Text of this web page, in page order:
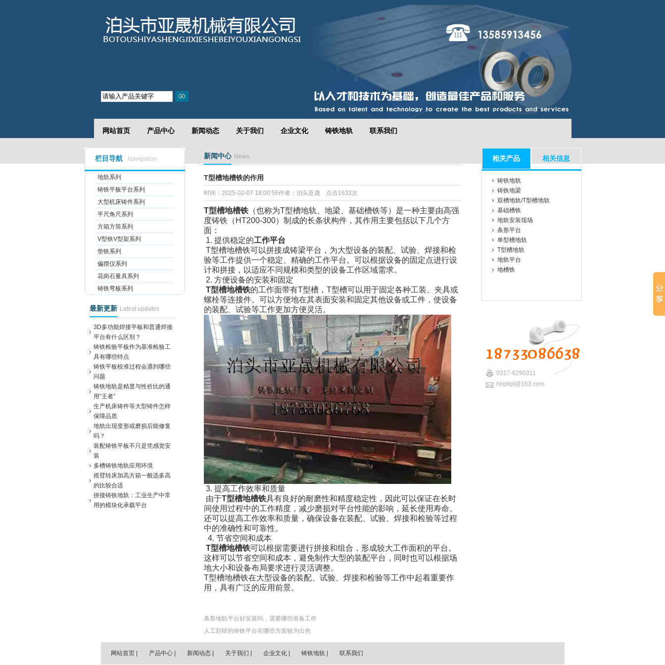
网站首页 产品中心 新闻动态 关于我们 企业文化 铸铁地轨 联系我们
栏目导航 Navigation
地轨系列
铸铁平板平台系列
大型机床铸件系列
平尺角尺系列
方箱方筒系列
V型铁V型架系列
垫铁系列
偏摆仪系列
花岗石量具系列
铸铁弯板系列
最新更新 Latest updates
3D多功能焊接平板和普通焊接
平台有什么区别？
铸铁检验平板作为基准检验工
具有哪些特点
铸铁平板校准过程会遇到哪些
问题
铸铁地轨是精度与性价比的通
用“王者”
生产机床铸件等大型铸件怎样
保障品质
地轨出现变形或磨损后能修复
吗？
装配铸铁平板不只是凭感觉安
装
多槽铸铁地轨应用环境
摇臂转床加高方箱一般选多高
的比较合适
拼接铸铁地轨：工业生产中常
用的模块化承载平台
新闻中心 News
T型槽地槽铁的作用
时间：2025-02-07 18:00:56作者：泊头亚晟 点击1633次
T型槽地槽铁（也称为T型槽地轨、地梁、基础槽铁等）是一种主要由高强
度铸铁（ HT200-300）制成的长条状构件，其作用主要包括以下几个方
面：
1. 提供稳定的工作平台
T型槽地槽铁可以拼接成铸梁平台，为大型设备的装配、试验、焊接和检
验等工作提供一个稳定、精确的工作平台。可以根据设备的固定点进行设
计和拼接，以适应不同规模和类型的设备工作区域需求。
2. 方便设备的安装和固定
T型槽地槽铁的工作面带有T型槽， T型槽可以用于固定各种工装、夹具或
螺栓等连接件。可以方便地在其表面安装和固定其他设备或工件，使设备
的装配、试验等工作更加方便灵活。
3. 提高工作效率和质量
由于T型槽地槽铁具有良好的耐磨性和精度稳定性，因此可以保证在长时
间使用过程中的工作精度，减少磨损对平台性能的影响，延长使用寿命。
还可以提高工作效率和质量，确保设备在装配、试验、焊接和检验等过程
中的准确性和可靠性。
4. 节省空间和成本
T型槽地槽铁可以根据需要进行拼接和组合，形成较大工作面积的平台。
这样可以节省空间和成本，避免制作大型的装配平台，同时也可以根据场
地大小和设备布局要求进行灵活调整。
T型槽地槽铁在大型设备的装配、试验、焊接和检验等工作中起着重要作
用，具有广泛的应用前景。
条形地轨平台好安装吗，需要哪些准备工作
人工刮研的铸铁平台在哪些方面较为出色
相关产品 相关信息
铸铁地轨
铸铁地梁
双槽地轨/T型槽地轨
基础槽铁
地轨安装现场
条形平台
单型槽地轨
T型槽地轨
地轨平台
地槽铁
0317-8290311
hbpbpt@163.com
网站首页| 产品中心| 新闻动态| 关于我们 企业文化| 铸铁地轨| 联系我们